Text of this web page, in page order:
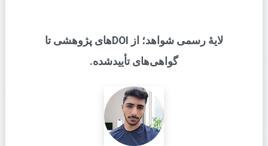
لایهٔ رسمی شواهد؛ از DOIهای پژوهشی تا
گواهی‌های تأییدشده.